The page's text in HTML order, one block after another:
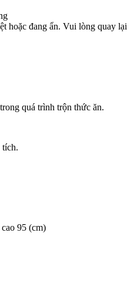
hoặc đang ẩn. Vui lòng quay lại
quá trình trộn thức ăn.
tích.
95 (cm)